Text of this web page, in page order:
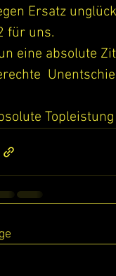
Ersatz
für uns.
eine absolute